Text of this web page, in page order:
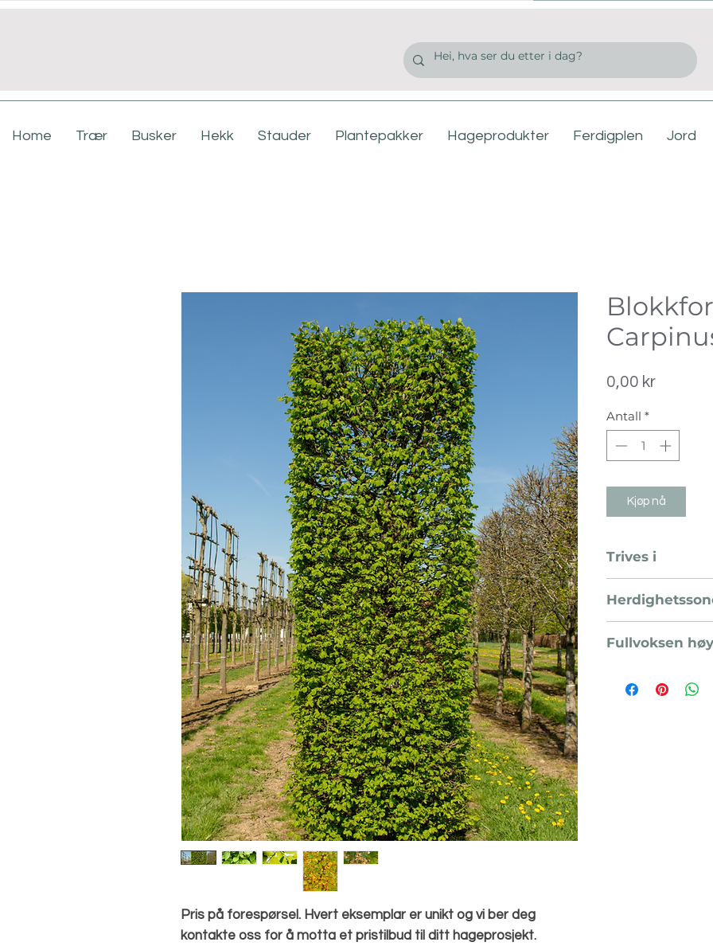
Home Trær Busker Hekk Stauder Plantepakker Hageprodukter Ferdigplen Jord
Pris på forespørsel. Hvert eksemplar er unikt og vi ber deg
kontakte oss for å motta et pristilbud til ditt hageprosjekt.
0,00 krPris
Antall *
Kjøp nå
Trives i
Fullvoksen